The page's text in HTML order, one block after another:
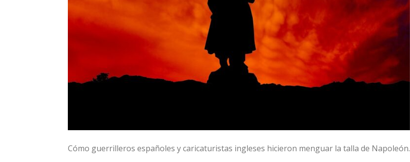
Cómo guerrilleros españoles y caricaturistas ingleses hicieron menguar la talla de Napoleón.